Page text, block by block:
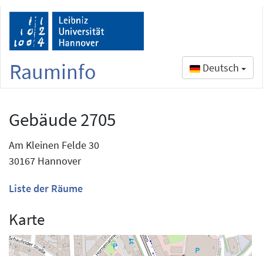
Rauminfo Deutsch
Gebäude 2705
Am Kleinen Felde 30
30167 Hannover
Liste der Räume
Karte